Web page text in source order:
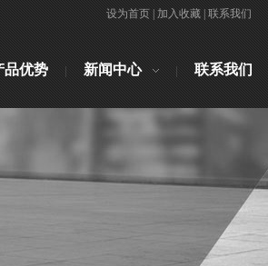
设为首页 加入收藏 联系我们
品优势 新闻中心 联系我们